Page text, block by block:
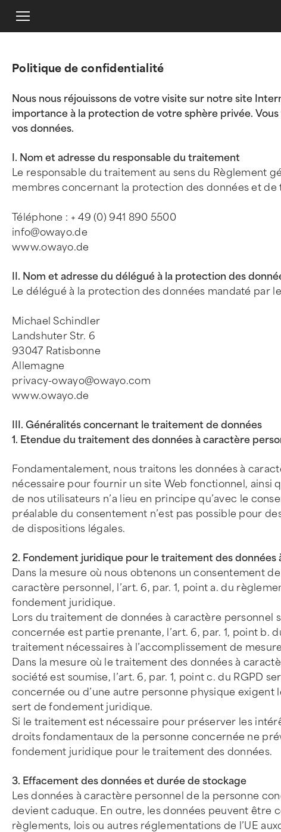
Politique de confidentialité
Nous nous réjouissons de votre visite sur notre site
importance à la protection de votre sphère privée.
vos données.
I. Nom et adresse du responsable du traitement
Le responsable du traitement au sens du Règlement
membres concernant la protection des données et de
Téléphone : + 49 (0) 941 890 5500
info@owayo.de
www.owayo.de
II. Nom et adresse du délégué à la protection des
Le délégué à la protection des données mandaté par
Michael Schindler
Landshuter Str. 6
93047 Ratisbonne
Allemagne
privacy-owayo@owayo.com
www.owayo.de
III. Généralités concernant le traitement de données
1. Etendue du traitement des données à caractère
Fondamentalement, nous traitons les données à
nécessaire pour fournir un site Web fonctionnel, ainsi
de nos utilisateurs n’a lieu en principe qu’avec le
préalable du consentement n’est pas possible pour
de dispositions légales.
2. Fondement juridique pour le traitement des données
Dans la mesure où nous obtenons un consentement
caractère personnel, l’art. 6, par. 1, point a. du
fondement juridique.
Lors du traitement de données à caractère personnel
concernée est partie prenante, l’art. 6, par. 1, point b.
traitement nécessaires à l’accomplissement de
Dans la mesure où le traitement des données à
société est soumise, l’art. 6, par. 1, point c. du RGPD
concernée ou d’une autre personne physique exigent
sert de fondement juridique.
Si le traitement est nécessaire pour préserver les
droits fondamentaux de la personne concernée ne
fondement juridique pour le traitement des données.
3. Effacement des données et durée de stockage
Les données à caractère personnel de la personne
devient caduque. En outre, les données peuvent être
règlements, lois ou autres réglementations de l’UE